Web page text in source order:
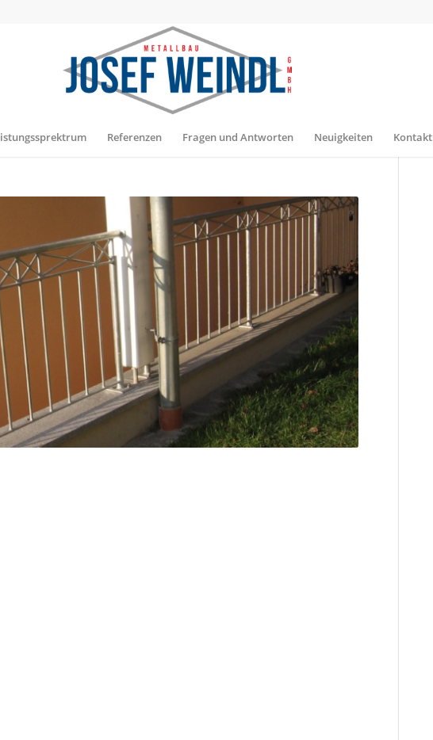
Referenzen Fragen und Antworten Neuigkeiten Kontakt